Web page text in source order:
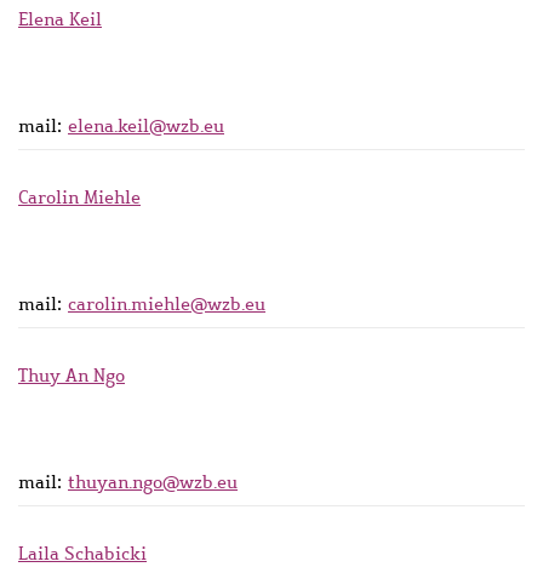
Elena Keil
mail: elena.keil@wzb.eu
Carolin Miehle
mail: carolin.miehle@wzb.eu
Thuy An Ngo
mail: thuyan.ngo@wzb.eu
Laila Schabicki